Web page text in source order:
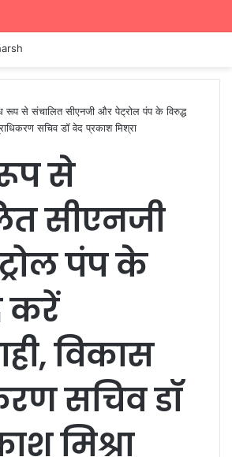
रूप से संचालित सीएनजी और पेट्रोल पंप के विरुद्ध
सचिव डॉ वेद प्रकाश मिश्रा
से
सीएनजी
पंप के
करें
विकास
सचिव डॉ
मिश्रा